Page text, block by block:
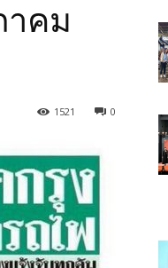
าคม
0
1521